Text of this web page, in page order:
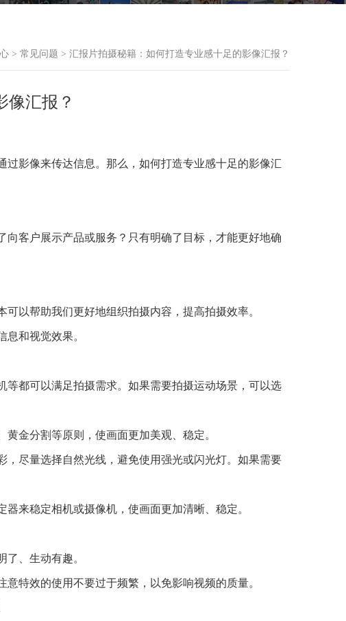
> 常见问题 > 汇报片拍摄秘籍：如何打造专业感十足的影像汇报？
像汇报？
影像来传达信息。那么，如何打造专业感十足的影像汇
客户展示产品或服务？只有明确了目标，才能更好地确
以帮助我们更好地组织拍摄内容，提高拍摄效率。
和视觉效果。
都可以满足拍摄需求。如果需要拍摄运动场景，可以选
金分割等原则，使画面更加美观、稳定。
尽量选择自然光线，避免使用强光或闪光灯。如果需要
来稳定相机或摄像机，使画面更加清晰、稳定。
、生动有趣。
特效的使用不要过于频繁，以免影响视频的质量。